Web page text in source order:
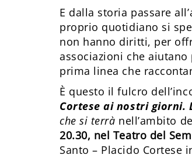
E dalla storia passare
proprio quotidiano si
non hanno diritti, per
associazioni che
prima linea che
È questo il fulcro
Cortese ai nostri giorni.
che si terrà nell’ambito
20.30, nel Teatro del
Santo – Placido Cortese